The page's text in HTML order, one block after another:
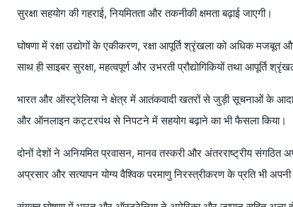
सुरक्षा सहयोग की गहराई, नियमितता और तकनीकी क्षमता बढ़ाई जाएगी।
घोषणा में रक्षा उद्योगों के एकीकरण, रक्षा आपूर्ति श्रृंखला को अधिक मजबूत
साथ ही साइबर सुरक्षा, महत्वपूर्ण और उभरती प्रौद्योगिकियों तथा
भारत और ऑस्ट्रेलिया ने क्षेत्र में आतंकवादी खतरों से जुड़ी सूचनाओं के
और ऑनलाइन कट्टरपंथ से निपटने में सहयोग बढ़ाने का भी फैसला किया।
दोनों देशों ने अनियमित प्रवासन, मानव तस्करी और अंतरराष्ट्रीय संगठित
अप्रसार और सत्यापन योग्य वैश्विक परमाणु निरस्त्रीकरण के प्रति भी अपनी